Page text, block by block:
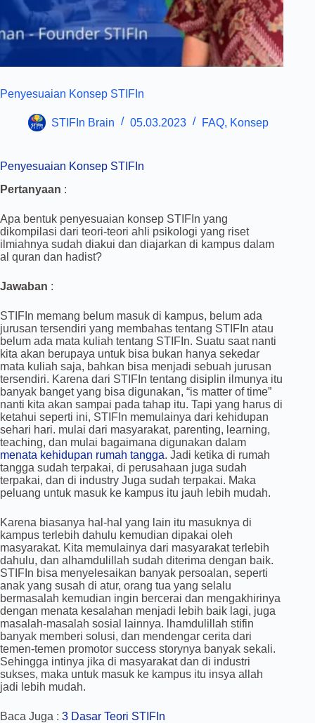
Penyesuaian Konsep STIFIn
STIFIn Brain 05.03.2023 FAQ, Konsep
Penyesuaian Konsep STIFIn
Pertanyaan :
Apa bentuk penyesuaian konsep STIFIn yang
dikompilasi dari teori-teori ahli psikologi yang riset
ilmiahnya sudah diakui dan diajarkan di kampus dalam
al quran dan hadist?
Jawaban :
STIFIn memang belum masuk di kampus, belum ada
jurusan tersendiri yang membahas tentang STIFIn atau
belum ada mata kuliah tentang STIFIn. Suatu saat nanti
kita akan berupaya untuk bisa bukan hanya sekedar
mata kuliah saja, bahkan bisa menjadi sebuah jurusan
tersendiri. Karena dari STIFIn tentang disiplin ilmunya itu
banyak banget yang bisa digunakan, “is matter of time”
nanti kita akan sampai pada tahap itu. Tapi yang harus di
ketahui seperti ini, STIFIn memulainya dari kehidupan
sehari hari. mulai dari masyarakat, parenting, learning,
teaching, dan mulai bagaimana digunakan dalam
menata kehidupan rumah tangga. Jadi ketika di rumah
tangga sudah terpakai, di perusahaan juga sudah
terpakai, dan di industry Juga sudah terpakai. Maka
peluang untuk masuk ke kampus itu jauh lebih mudah.
Karena biasanya hal-hal yang lain itu masuknya di
kampus terlebih dahulu kemudian dipakai oleh
masyarakat. Kita memulainya dari masyarakat terlebih
dahulu, dan alhamdulillah sudah diterima dengan baik.
STIFIn bisa menyelesaikan banyak persoalan, seperti
anak yang susah di atur, orang tua yang selalu
bermasalah kemudian ingin bercerai dan mengakhirinya
dengan menata kesalahan menjadi lebih baik lagi, juga
masalah-masalah sosial lainnya. lhamdulillah stifin
banyak memberi solusi, dan mendengar cerita dari
temen-temen promotor success storynya banyak sekali.
Sehingga intinya jika di masyarakat dan di industri
sukses, maka untuk masuk ke kampus itu insya allah
jadi lebih mudah.
Baca Juga : 3 Dasar Teori STIFIn